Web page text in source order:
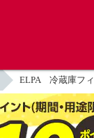
ELPA 冷蔵庫フ